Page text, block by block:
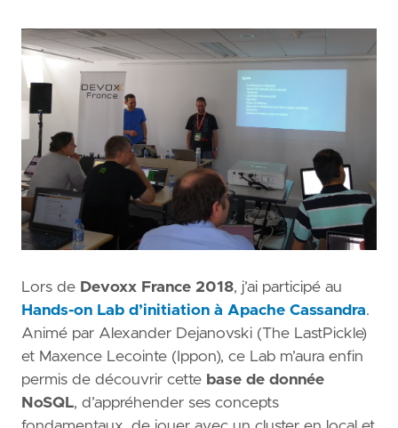
Lors de Devoxx France 2018, j’ai participé au
Hands-on Lab d’initiation à Apache Cassandra.
Animé par Alexander Dejanovski (The LastPickle)
et Maxence Lecointe (Ippon), ce Lab m’aura enfin
permis de découvrir cette base de donnée
NoSQL, d’appréhender ses concepts